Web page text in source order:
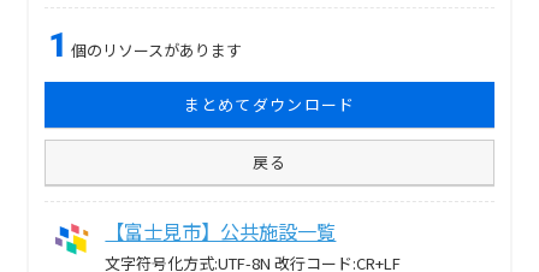
1 個のリソースがあります
まとめてダウンロード
戻る
【富士見市】公共施設一覧
文字符号化方式:UTF-8N 改行コード:CR+LF